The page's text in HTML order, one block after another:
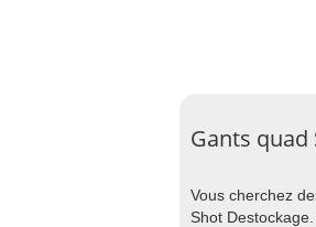
Gants quad
Vous cherchez
Shot